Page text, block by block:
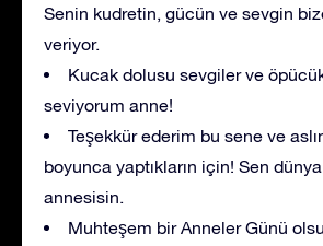
Senin kudretin, gücün ve sevgin
veriyor.
Kucak dolusu sevgiler ve
seviyorum anne!
Teşekkür ederim bu sene ve
boyunca yaptıkların için! Sen
annesisin.
Muhteşem bir Anneler Günü